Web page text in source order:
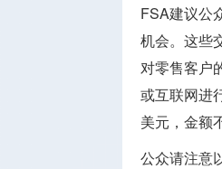
FSA建议公
机会。这些
对零售客户
或互联网进
美元，金额
公众请注意